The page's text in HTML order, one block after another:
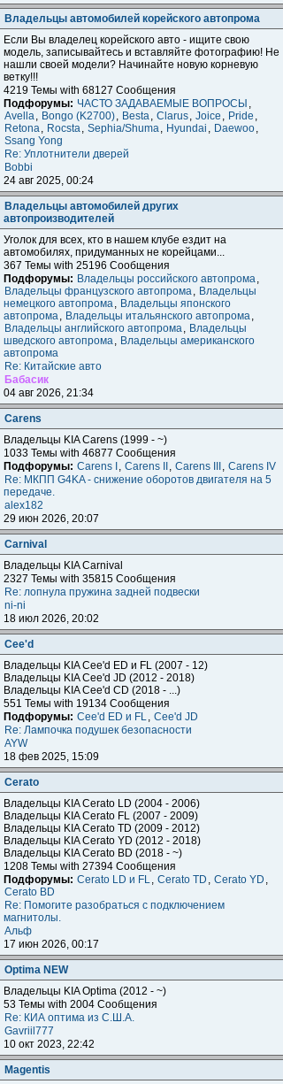
Владельцы автомобилей корейского автопрома
Если Вы владелец корейского авто - ищите свою
модель, записывайтесь и вставляйте фотографию! Не
нашли своей модели? Начинайте новую корневую
ветку!!!
4219 Темы with 68127 Сообщения
Подфорумы: ЧАСТО ЗАДАВАЕМЫЕ ВОПРОСЫ ,
Avella, Bongo (K2700), Besta, Clarus, Joice , Pride ,
Retona, Rocsta, Sephia/Shuma, Hyundai , Daewoo,
Ssang Yong
Re: Уплотнители дверей
Bobbi
24 авг 2025, 00:24
Владельцы автомобилей других
автопроизводителей
Уголок для всех, кто в нашем клубе ездит на
автомобилях, придуманных не корейцами...
367 Темы with 25196 Сообщения
Подфорумы: Владельцы российского автопрома,
Владельцы французского автопрома, Владельцы
немецкого автопрома, Владельцы японского
автопрома, Владельцы итальянского автопрома,
Владельцы английского автопрома, Владельцы
шведского автопрома, Владельцы американского
автопрома
Re: Китайские авто
Бабасик
04 авг 2026, 21:34
Carens
Владельцы KIA Carens (1999 - ~)
1033 Темы with 46877 Сообщения
Подфорумы: Carens I , Carens II , Carens III , Carens IV
Re: МКПП G4KA - снижение оборотов двигателя на 5
передаче.
alex182
29 июн 2026, 20:07
Carnival
Владельцы KIA Carnival
2327 Темы with 35815 Сообщения
Re: лопнула пружина задней подвески
ni-ni
18 июл 2026, 20:02
Cee'd
Владельцы KIA Cee'd ED и FL (2007 - 12)
Владельцы KIA Cee'd JD (2012 - 2018)
Владельцы KIA Cee'd CD (2018 - ...)
551 Темы with 19134 Сообщения
Подфорумы: Cee'd ED и FL, Cee'd JD
Re: Лампочка подушек безопасности
AYW
18 фев 2025, 15:09
Cerato
Владельцы KIA Cerato LD (2004 - 2006)
Владельцы KIA Cerato FL (2007 - 2009)
Владельцы KIA Cerato TD (2009 - 2012)
Владельцы KIA Cerato YD (2012 - 2018)
Владельцы KIA Cerato BD (2018 - ~)
1208 Темы with 27394 Сообщения
Подфорумы: Cerato LD и FL, Cerato TD , Cerato YD ,
Cerato BD
Re: Помогите разобраться с подключением
магнитолы.
Альф
17 июн 2026, 00:17
Optima NEW
Владельцы KIA Optima (2012 - ~)
53 Темы with 2004 Сообщения
Re: КИА оптима из С.Ш.А.
Gavriil777
10 окт 2023, 22:42
Magentis